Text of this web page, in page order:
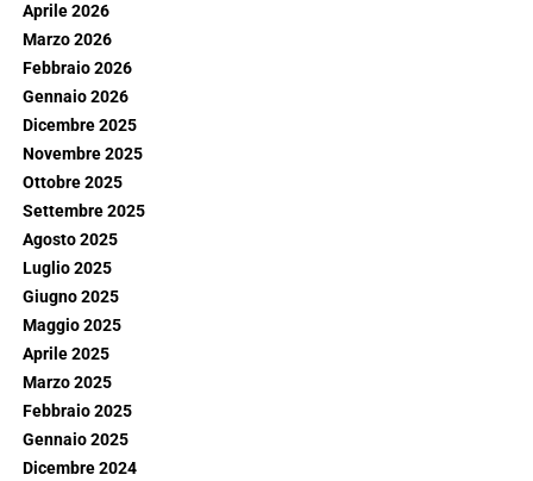
Aprile 2026
Marzo 2026
Febbraio 2026
Gennaio 2026
Dicembre 2025
Novembre 2025
Ottobre 2025
Settembre 2025
Agosto 2025
Luglio 2025
Giugno 2025
Maggio 2025
Aprile 2025
Marzo 2025
Febbraio 2025
Gennaio 2025
Dicembre 2024